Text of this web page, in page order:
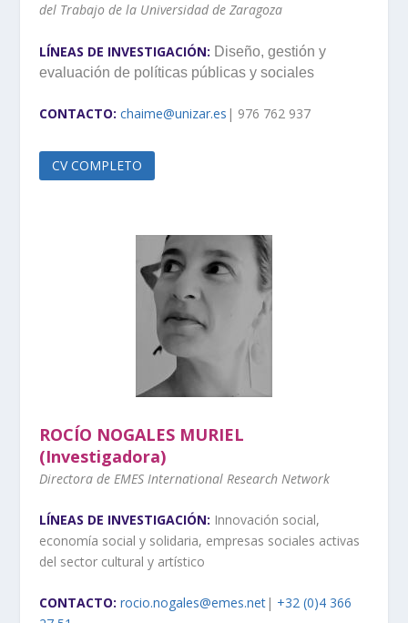
del Trabajo de la Universidad de Zaragoza
LÍNEAS DE INVESTIGACIÓN: Diseño, gestión y
evaluación de políticas públicas y sociales
CONTACTO: chaime@unizar.es | 976 762 937
CV COMPLETO
ROCÍO NOGALES MURIEL
(Investigadora)
Directora de EMES International Research Network
LÍNEAS DE INVESTIGACIÓN: Innovación social,
economía social y solidaria, empresas sociales activas
del sector cultural y artístico
CONTACTO: rocio.nogales@emes.net| +32 (0)4 366